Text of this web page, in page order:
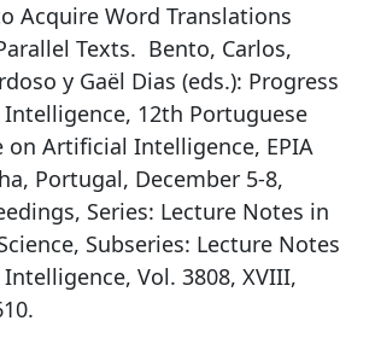
Acquire Word Translations
Texts. Bento, Carlos,
y Gaël Dias (eds.): Progress
12th Portuguese
on Artificial Intelligence, EPIA
Portugal, December 5-8,
Series: Lecture Notes in
Subseries: Lecture Notes
Vol. 3808, XVIII,